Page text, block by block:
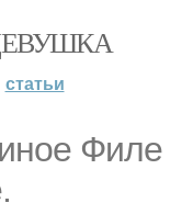
статьи
Филе